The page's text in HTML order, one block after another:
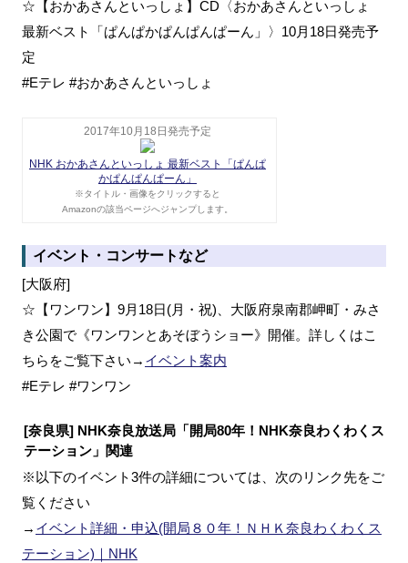
☆【おかあさんといっしょ】CD〈おかあさんといっしょ
最新ベスト「ぱんぱかぱんぱんぱーん」〉10月18日発売予
定
#Eテレ #おかあさんといっしょ
2017年10月18日発売予定
NHK おかあさんといっしょ 最新ベスト「ぱんぱ
かぱんぱんぱーん」
※タイトル・画像をクリックすると
Amazonの該当ページへジャンプします。
イベント・コンサートなど
[大阪府]
☆【ワンワン】9月18日(月・祝)、大阪府泉南郡岬町・みさ
き公園で《ワンワンとあそぼうショー》開催。詳しくはこ
ちらをご覧下さい→ イベント案内
#Eテレ #ワンワン
[奈良県] NHK奈良放送局「開局80年！NHK奈良わくわくス
テーション」関連
※以下のイベント3件の詳細については、次のリンク先をご
覧ください
→ イベント詳細・申込(開局８０年！ＮＨＫ奈良わくわくス
テーション)｜NHK